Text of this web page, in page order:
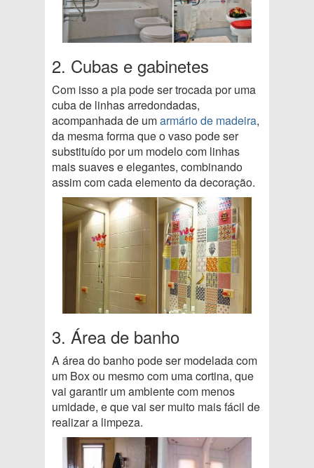
2. Cubas e gabinetes
Com isso a pia pode ser trocada por uma
cuba de linhas arredondadas,
acompanhada de umarmário de madeira,
da mesma forma que o vaso pode ser
substituído por um modelo com linhas
mais suaves e elegantes, combinando
assim com cada elemento da decoração.
3. Área de banho
A área do banho pode ser modelada com
um Box ou mesmo com uma cortina, que
vai garantir um ambiente com menos
umidade, e que vai ser muito mais fácil de
realizar a limpeza.